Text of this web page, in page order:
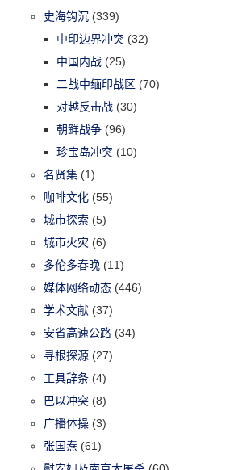
史海钩沉 (339)
中印边界冲突 (32)
中国内战 (25)
二战中缅印战区 (70)
对越反击战 (30)
朝鲜战争 (96)
珍宝岛冲突 (10)
名贤集 (1)
咖啡文化 (55)
城市探索 (5)
城市火灾 (6)
多伦多春晚 (11)
媒体网络动态 (446)
学术文献 (37)
安省高速公路 (34)
寻根探源 (27)
工具辞条 (4)
巴以冲突 (8)
广播体操 (3)
张国焘 (61)